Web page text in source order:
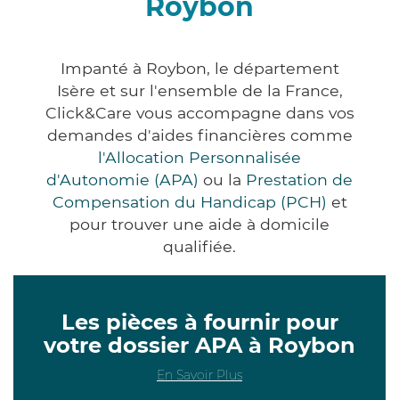
Roybon
Impanté à Roybon, le département
Isère et sur l'ensemble de la France,
Click&Care vous accompagne dans vos
demandes d'aides financières comme
l'Allocation Personnalisée
d'Autonomie (APA) ou la Prestation de
Compensation du Handicap (PCH) et
pour trouver une aide à domicile
qualifiée.
Les pièces à fournir pour
votre dossier APA à Roybon
En Savoir Plus